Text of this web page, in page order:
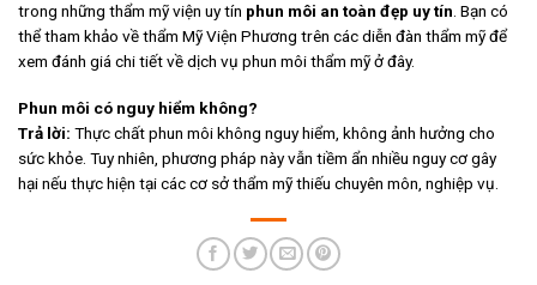
trong những thẩm mỹ viện uy tín phun môi an toàn đẹp uy tín . Bạn có
thể tham khảo về thẩm Mỹ Viện Phương trên các diễn đàn thẩm mỹ để
xem đánh giá chi tiết về dịch vụ phun môi thẩm mỹ ở đây.
Phun môi có nguy hiểm không?
Trả lời: Thực chất phun môi không nguy hiểm, không ảnh hưởng cho
sức khỏe. Tuy nhiên, phương pháp này vẫn tiềm ẩn nhiều nguy cơ gây
hại nếu thực hiện tại các cơ sở thẩm mỹ thiếu chuyên môn, nghiệp vụ.